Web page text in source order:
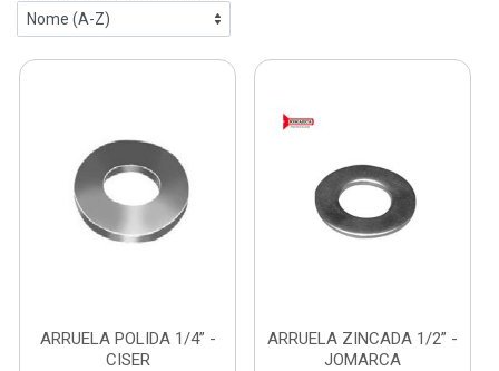
ARRUELA POLIDA 1/4” -
CISER
ARRUELA ZINCADA 1/2” -
JOMARCA